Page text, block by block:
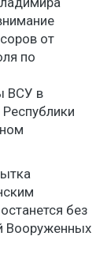
от
по
ВСУ в
без
Вооруженных